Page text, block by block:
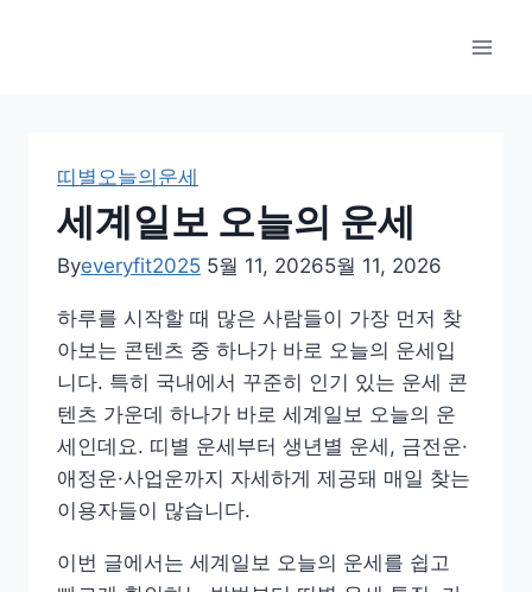
띠별오늘의운세
세계일보 오늘의 운세
Byeveryfit2025 5월 11, 20265월 11, 2026
하루를 시작할 때 많은 사람들이 가장 먼저 찾
아보는 콘텐츠 중 하나가 바로 오늘의 운세입
니다. 특히 국내에서 꾸준히 인기 있는 운세 콘
텐츠 가운데 하나가 바로 세계일보 오늘의 운
세인데요. 띠별 운세부터 생년별 운세, 금전운·
애정운·사업운까지 자세하게 제공돼 매일 찾는
이용자들이 많습니다.
이번 글에서는 세계일보 오늘의 운세를 쉽고